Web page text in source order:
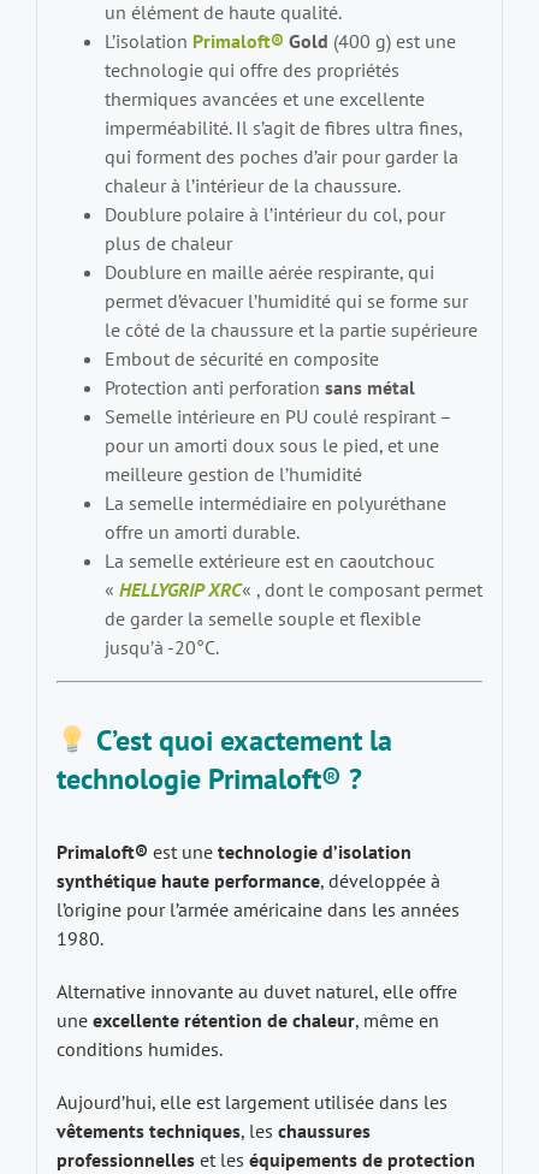
un élément de haute qualité.
L’isolation Primaloft® Gold (400 g) est une
technologie qui offre des propriétés
thermiques avancées et une excellente
imperméabilité. Il s’agit de fibres ultra fines,
qui forment des poches d’air pour garder la
chaleur à l’intérieur de la chaussure.
Doublure polaire à l’intérieur du col, pour
plus de chaleur
Doublure en maille aérée respirante, qui
permet d’évacuer l’humidité qui se forme sur
le côté de la chaussure et la partie supérieure
Embout de sécurité en composite
Protection anti perforation sans métal
Semelle intérieure en PU coulé respirant –
pour un amorti doux sous le pied, et une
meilleure gestion de l’humidité
La semelle intermédiaire en polyuréthane
offre un amorti durable.
La semelle extérieure est en caoutchouc
« HELLYGRIP XRC« , dont le composant permet
de garder la semelle souple et flexible
jusqu’à -20°C.
C’est quoi exactement la
technologie Primaloft® ?
Primaloft® est une technologie d’isolation
synthétique haute performance, développée à
l’origine pour l’armée américaine dans les années
1980.
Alternative innovante au duvet naturel, elle offre
une excellente rétention de chaleur, même en
conditions humides.
Aujourd’hui, elle est largement utilisée dans les
vêtements techniques, les chaussures
professionnelleset les équipements de protection